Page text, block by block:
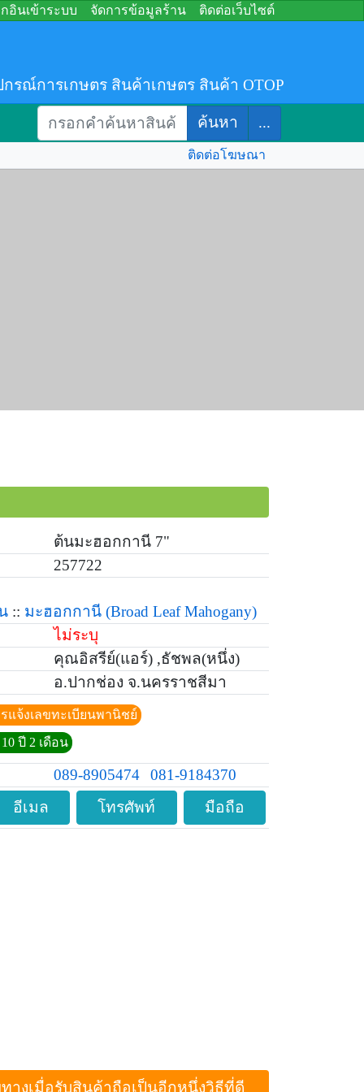
อินเข้าระบบ จัดการข้อมูลร้าน ติดต่อเว็บไซต์
ณ์การเกษตร สินค้าเกษตร สินค้า OTOP
ค้นหา ...
ติดต่อโฆษณา
ต้นมะฮอกกานี 7"
257722
:: มะฮอกกานี (Broad Leaf Mahogany)
ไม่ระบุ
คุณอิสรีย์(แอร์) ,ธัชพล(หนึ่ง)
อ.ปากช่อง จ.นครราชสีมา
แจ้งเลขทะเบียนพานิชย์
ปี 2 เดือน
089-8905474
081-9184370
อีเมล
โทรศัพท์ มือถือ
างเมื่อรับสินค้าถือเป็นอีกหนึ่งวิธีที่ดี